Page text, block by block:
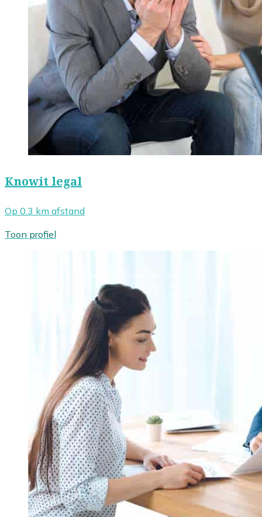
Knowit legal
Op 0.3 km afstand
Toon profiel